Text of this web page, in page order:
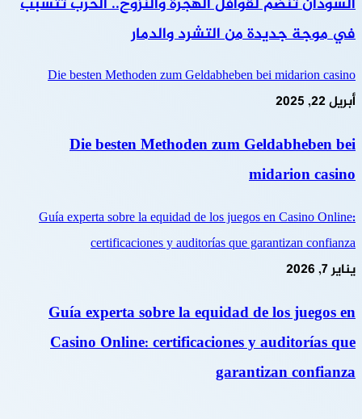
في موجة جديدة من التشرد والدمار
Die besten Methoden zum Geldabheben bei midarion casino
أبريل 22, 2025
Die besten Methoden zum Geldabheben bei
midarion casino
Guía experta sobre la equidad de los juegos en Casino Online:
certificaciones y auditorías que garantizan confianza
يناير 7, 2026
Guía experta sobre la equidad de los juegos en
Casino Online: certificaciones y auditorías que
garantizan confianza